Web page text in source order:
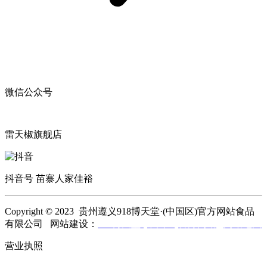
微信公众号
雷天椒旗舰店
抖音号 苗寨人家佳裕
Copyright © 2023 贵州遵义918博天堂·(中国区)官方网站食品
有限公司 网站建设：
营业执照